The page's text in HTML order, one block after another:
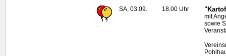
.
SA, 03.09. 18.00 Uhr
mit
sowie